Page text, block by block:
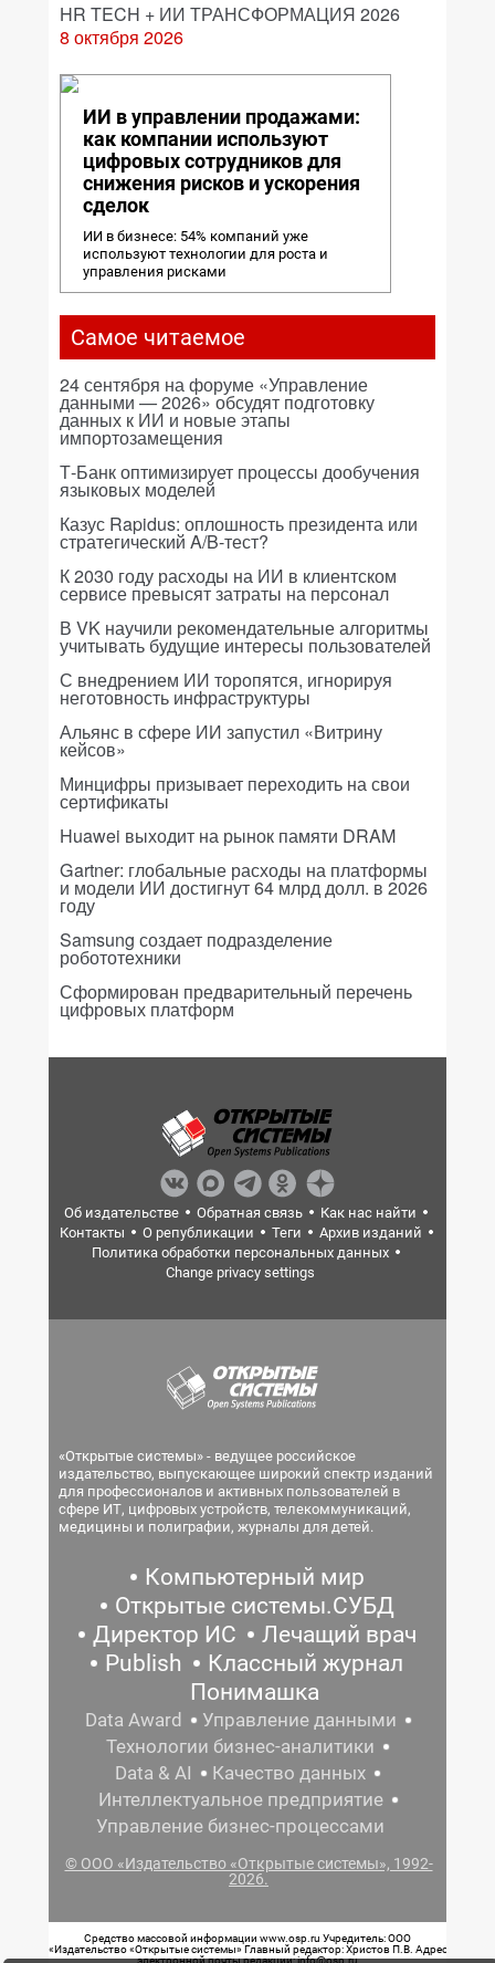
HR TECH + ИИ ТРАНСФОРМАЦИЯ 2026
8 октября 2026
ИИ в управлении продажами:
как компании используют
цифровых сотрудников для
снижения рисков и ускорения
сделок
ИИ в бизнесе: 54% компаний уже
используют технологии для роста и
управления рисками
Самое читаемое
24 сентября на форуме «Управление
данными — 2026» обсудят подготовку
данных к ИИ и новые этапы
импортозамещения
Т-Банк оптимизирует процессы дообучения
языковых моделей
Казус Rapidus: оплошность президента или
стратегический A/B-тест?
К 2030 году расходы на ИИ в клиентском
сервисе превысят затраты на персонал
В VK научили рекомендательные алгоритмы
учитывать будущие интересы пользователей
С внедрением ИИ торопятся, игнорируя
неготовность инфраструктуры
Альянс в сфере ИИ запустил «Витрину
кейсов»
Минцифры призывает переходить на свои
сертификаты
Huawei выходит на рынок памяти DRAM
Gartner: глобальные расходы на платформы
и модели ИИ достигнут 64 млрд долл. в 2026
году
Samsung создает подразделение
робототехники
Сформирован предварительный перечень
цифровых платформ
Об издательстве Обратная связь
Как нас найти
Контакты
О републикации Теги
Архив изданий
Политика обработки персональных данных
Change privacy settings
«Открытые системы» - ведущее российское
издательство, выпускающее широкий спектр изданий
для профессионалов и активных пользователей в
сфере ИТ, цифровых устройств, телекоммуникаций,
медицины и полиграфии, журналы для детей.
Компьютерный мир
Открытые системы.СУБД
Директор ИС
Лечащий врач
Publish
Классный журнал
Понимашка
Data Award
Управление данными
Технологии бизнес-аналитики
Data & AI
Качество данных
Интеллектуальное предприятие
Управление бизнес-процессами
© ООО «Издательство «Открытые системы», 1992-
2026.
Средство массовой информации www.osp.ru Учредитель: ООО
«Издательство «Открытые системы» Главный редактор: Христов П.В. Адрес
электронной почты редакции: info@osp.ru